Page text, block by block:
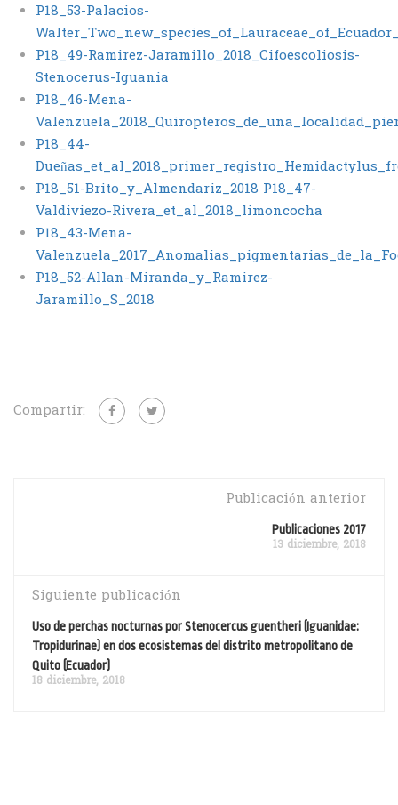
P18_53-Palacios-
P18_49-Ramirez-Jaramillo_2018_Cifoescoliosis-
Stenocerus-Iguania
P18_46-Mena-
P18_44-
P18_51-Brito_y_Almendariz_2018 P18_47-
Valdiviezo-Rivera_et_al_2018_limoncocha
P18_43-Mena-
P18_52-Allan-Miranda_y_Ramirez-
Jaramillo_S_2018
Compartir:
Publicación anterior
Publicaciones 2017
13 diciembre, 2018
Siguiente publicación
Uso de perchas nocturnas por Stenocercus guentheri (Iguanidae:
Tropidurinae) en dos ecosistemas del distrito metropolitano de
Quito (Ecuador)
18 diciembre, 2018